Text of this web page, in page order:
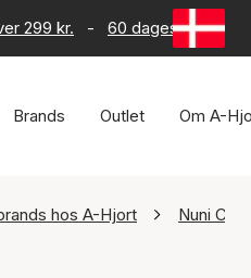
299 kr. - 60 dages returret
Brands Outlet Om A-
hos A-Hjort Nuni